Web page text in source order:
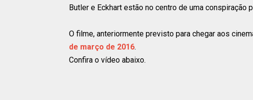
Butler e Eckhart estão no centro de uma
O filme, anteriormente previsto para chegar aos
de março de 2016.
Confira o vídeo abaixo.